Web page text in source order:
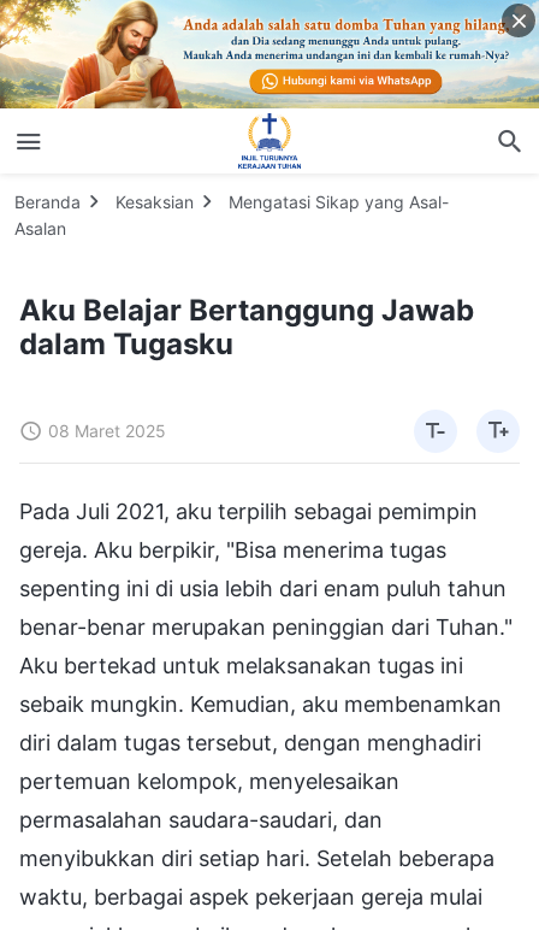
Beranda Kesaksian
Mengatasi Sikap yang Asal-
Asalan
Aku Belajar Bertanggung Jawab
dalam Tugasku
08 Maret 2025
Pada Juli 2021, aku terpilih sebagai pemimpin
gereja. Aku berpikir, "Bisa menerima tugas
sepenting ini di usia lebih dari enam puluh tahun
benar-benar merupakan peninggian dari Tuhan."
Aku bertekad untuk melaksanakan tugas ini
sebaik mungkin. Kemudian, aku membenamkan
diri dalam tugas tersebut, dengan menghadiri
pertemuan kelompok, menyelesaikan
permasalahan saudara-saudari, dan
menyibukkan diri setiap hari. Setelah beberapa
waktu, berbagai aspek pekerjaan gereja mulai